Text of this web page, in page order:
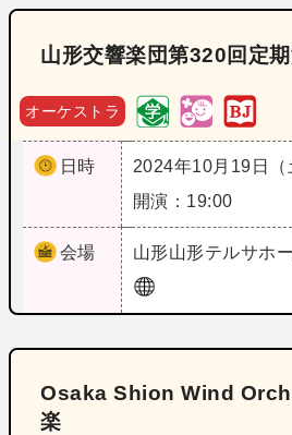
山形交響楽団第320回定
オーケストラ
日時
2024年10月19日（
開演：19:00
会場 山形山形テルサホ
Osaka Shion Wind
楽